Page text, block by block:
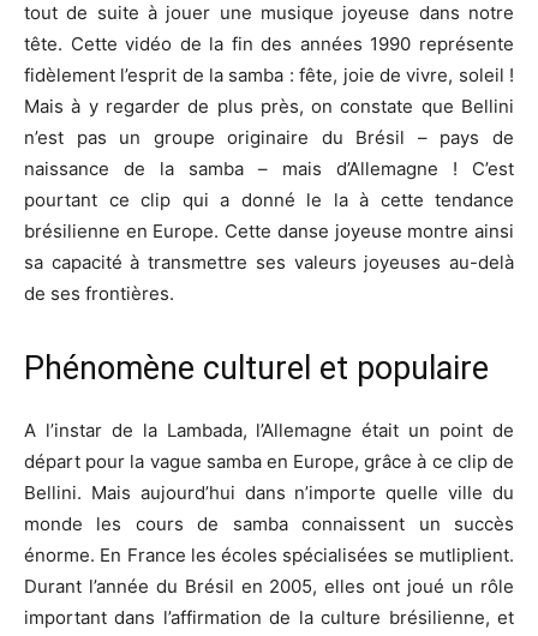
tout de suite à jouer une musique joyeuse dans notre
tête. Cette vidéo de la fin des années 1990 représente
fidèlement l’esprit de la samba : fête, joie de vivre, soleil !
Mais à y regarder de plus près, on constate que Bellini
n’est pas un groupe originaire du Brésil – pays de
naissance de la samba – mais d’Allemagne ! C’est
pourtant ce clip qui a donné le la à cette tendance
brésilienne en Europe. Cette danse joyeuse montre ainsi
sa capacité à transmettre ses valeurs joyeuses au-delà
de ses frontières.
Phénomène culturel et populaire
A l’instar de la Lambada, l’Allemagne était un point de
départ pour la vague samba en Europe, grâce à ce clip de
Bellini. Mais aujourd’hui dans n’importe quelle ville du
monde les cours de samba connaissent un succès
énorme. En France les écoles spécialisées se mutliplient.
Durant l’année du Brésil en 2005, elles ont joué un rôle
important dans l’affirmation de la culture brésilienne, et